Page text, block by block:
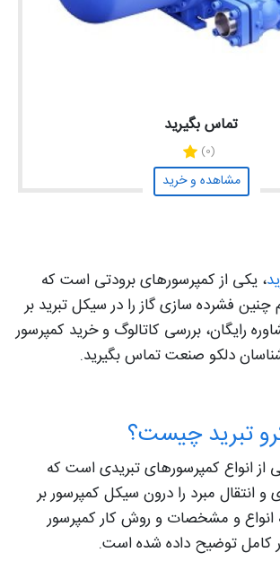
تماس بگیرید
(0)
مشاهده و خرید
، یکی از کمپرسورهای برودتی است که
فشرده سازی گاز را در سیکل تبرید بر
رایگان، بررسی کاتالوگ و خرید کمپرسور
دلکو صنعت تماس بگیرید.
تبرید چیست؟
از انواع کمپرسورهای تبریدی است که
انتقال مبرد را درون سیکل کمپرسور بر
انواع و مشخصات و روش کار کمپرسور
کامل توضیح داده شده است.